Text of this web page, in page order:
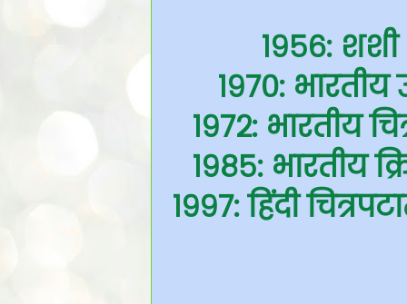
१९५६: शशी
१९७०: भारतीय
१९७२: भारतीय
१९८५: भारतीय
१९९७: हिंदी